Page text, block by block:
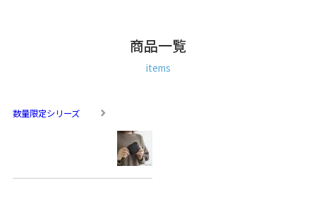
商品一覧
items
数量限定シリーズ